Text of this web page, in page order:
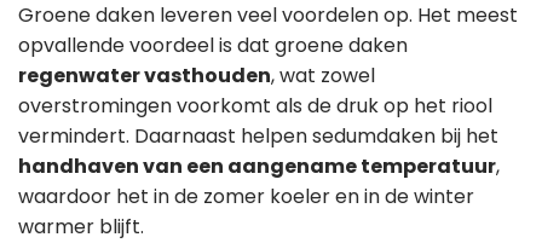
Groene daken leveren veel voordelen op. Het meest
opvallende voordeel is dat groene daken
regenwater vasthouden, wat zowel
overstromingen voorkomt als de druk op het riool
vermindert. Daarnaast helpen sedumdaken bij het
handhaven van een aangename temperatuur,
waardoor het in de zomer koeler en in de winter
warmer blijft.